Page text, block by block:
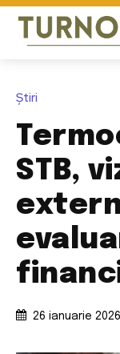
Știri
STB,
26 ianuarie 2026